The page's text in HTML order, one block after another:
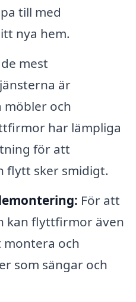
till med
nya hem.
mest
är
och
har lämpliga
för att
flytt sker smidigt.
För att
kan flyttfirmor även
montera och
som sängar och